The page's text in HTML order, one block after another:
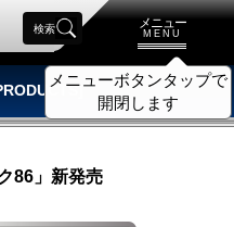
メニュー
MENU
メニューボタンタップで
開閉します
検索
86」新発売